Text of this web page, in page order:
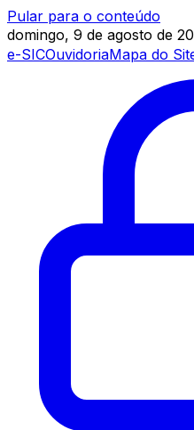
Pular para o conteúdo
domingo, 9 de agosto de
e-SICOuvidoriaMapa do